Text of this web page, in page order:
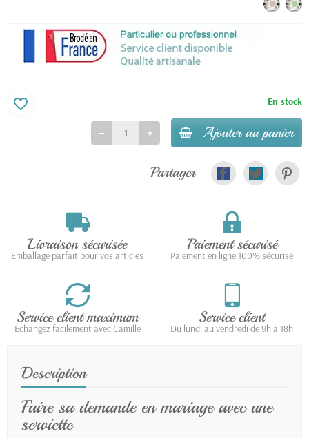
En stock
Ajouter au panier
favorite_border
Partager
Livraison sécurisée
Emballage parfait pour vos articles
Paiement sécurisé
Paiement en ligne 100% sécurisé
Service client maximum
Echangez facilement avec Camille
Service client
Du lundi au vendredi de 9h à 18h
Description
Faire sa demande en mariage avec une
serviette